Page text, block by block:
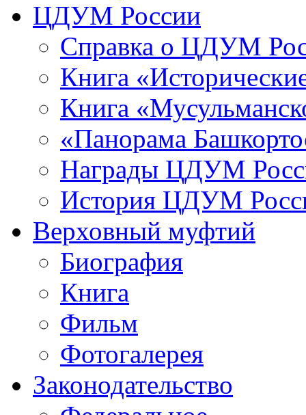
ЦДУМ России
Справка о ЦДУМ
Книга
Книга
«Панорама
Награды ЦДУМ
История ЦДУМ
Верховный муфтий
Биография
Книга
Фильм
Фотогалерея
Законодательство